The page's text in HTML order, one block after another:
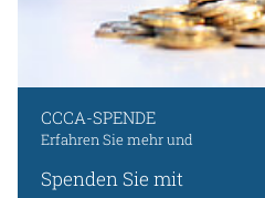
CCCA-SPENDE
Erfahren Sie mehr und
Spenden Sie mit